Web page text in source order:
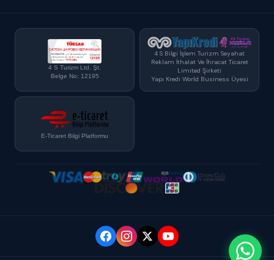
4 S Turizm Ltd. Şt.
Belge No: 12195
4 S Bilgi İşlem Turizm Seyahat
Reklam İthalat Ve İhracat Ticaret
Limited Şirketi
Yapı Kredi World Business Üyesi
E-Ticaret Bilgi Platformu